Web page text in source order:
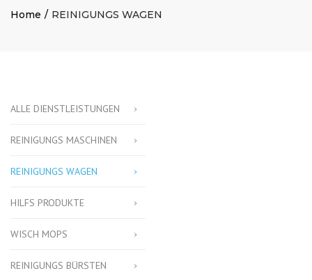
Home REINIGUNGS WAGEN
ALLE DIENSTLEISTUNGEN
REINIGUNGS MASCHINEN
REINIGUNGS WAGEN
HILFS PRODUKTE
WISCH MOPS
REINIGUNGS BÜRSTEN